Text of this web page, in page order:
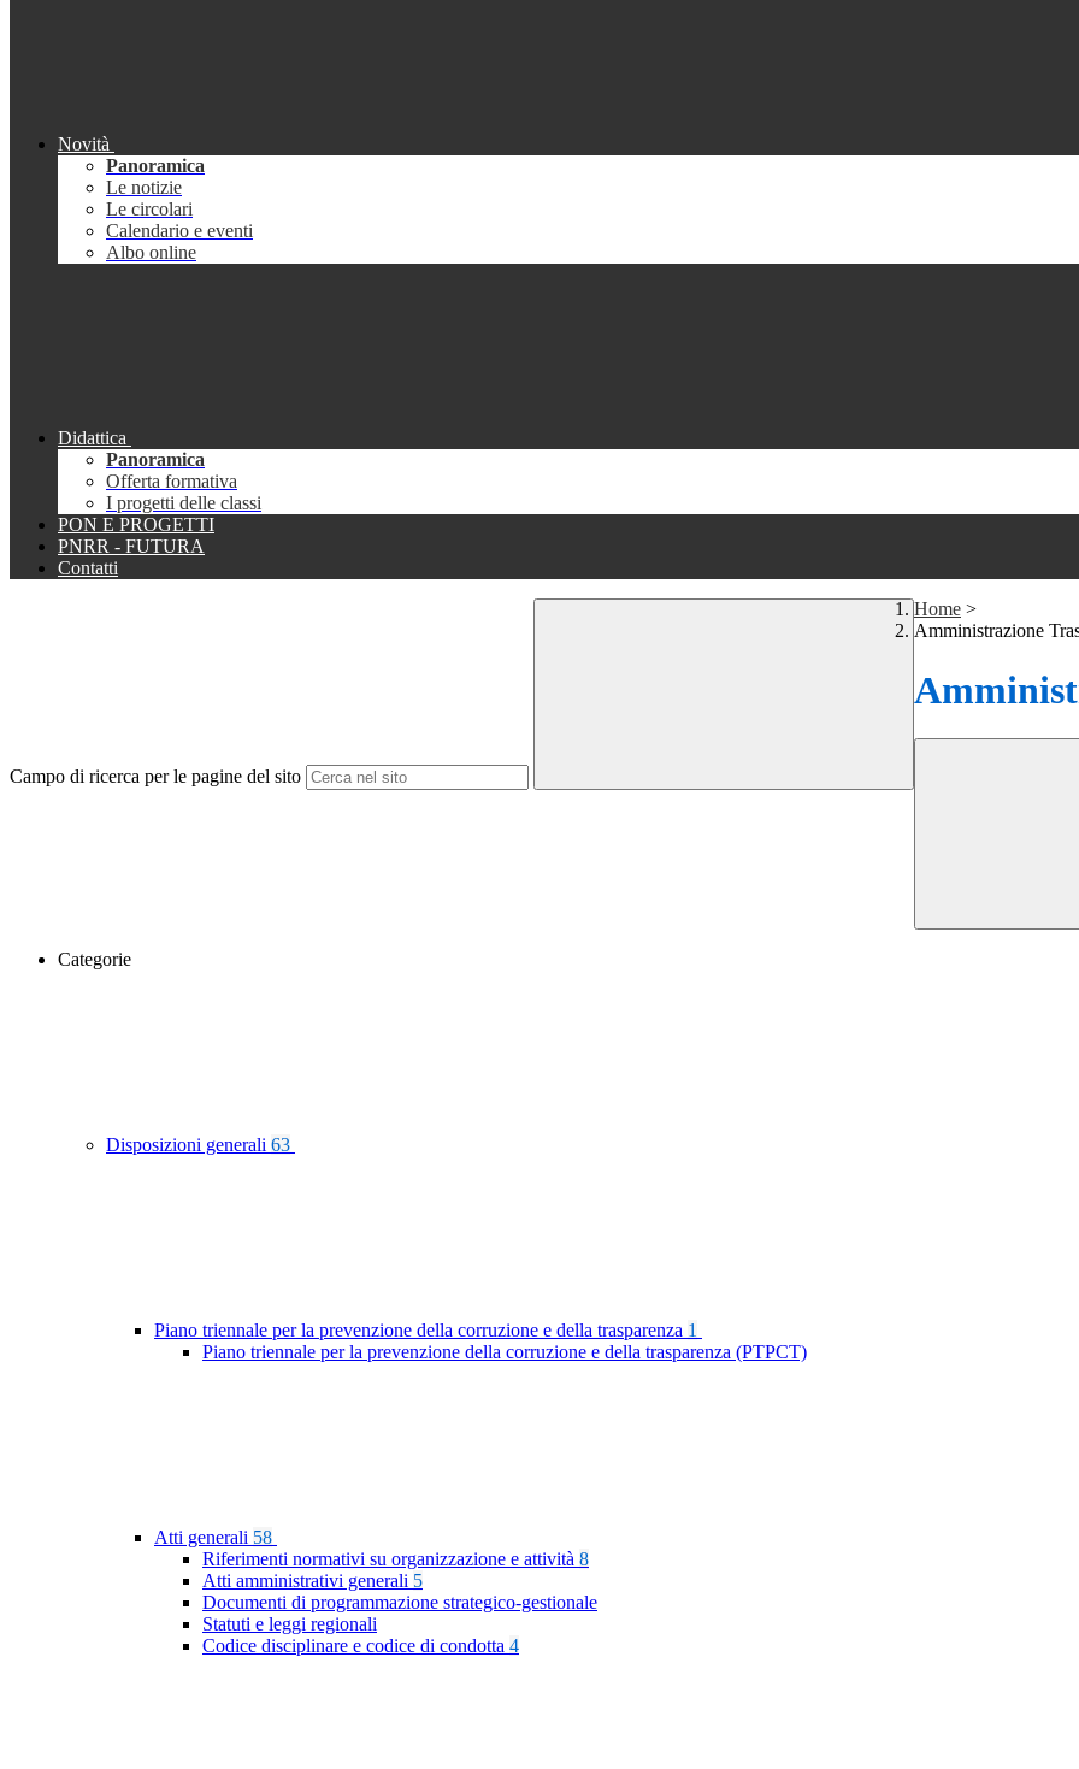
Novità
Panoramica
Le notizie
Le circolari
Calendario e eventi
Albo online
Didattica
Panoramica
Offerta formativa
I progetti delle classi
PON E PROGETTI
PNRR - FUTURA
Contatti
Campo di ricerca per le pagine del sito
Home >
Amministrazione
Categorie
Disposizioni generali 63
Piano triennale per la prevenzione della corruzione e della trasparenza 1
Piano triennale per la prevenzione della corruzione e della trasparenza (PTPCT)
Atti generali 58
Riferimenti normativi su organizzazione e attività 8
Atti amministrativi generali 5
Documenti di programmazione strategico-gestionale
Statuti e leggi regionali
Codice disciplinare e codice di condotta 4